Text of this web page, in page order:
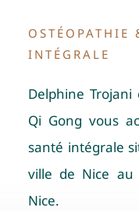
Votre ostéopathe
INTÉGRALE
Delphine
Qi Gong vous
santé intégrale
ville de Nice au
Nice.